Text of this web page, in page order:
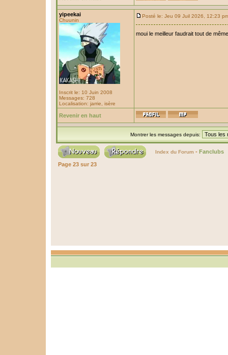
yipeekai
Chuunin
Inscrit le: 10 Juin 2008
Messages: 728
Localisation: jarrie, isère
Posté le: Jeu 09 Juil 2026, 12:23
moui le meilleur faudrait tout de
Revenir en haut
Montrer les messages depuis:
Index du Forum - Fanclubs
Page 23 sur 23